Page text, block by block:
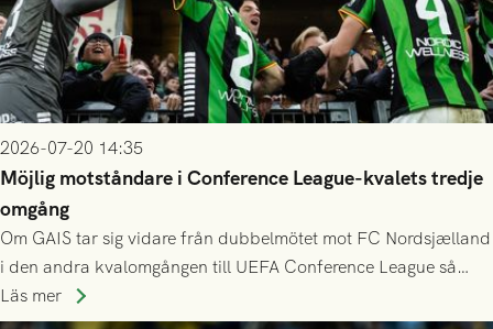
2026-07-20 14:35
Möjlig motståndare i Conference League-kvalets tredje
omgång
Om GAIS tar sig vidare från dubbelmötet mot FC Nordsjælland
i den andra kvalomgången till UEFA Conference League så
spelas den tredje kvalomgången kort därpå. Motståndare blir
då vinnaren i mötet mellan isländska Valur och HŠK Zrinjski
Läs mer